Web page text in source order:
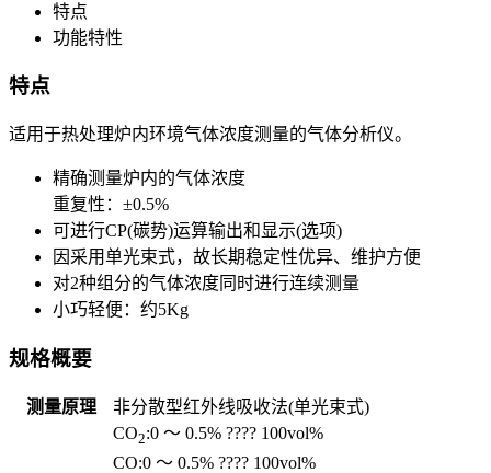
特点
功能特性
特点
适用于热处理炉内环境气体浓度测量的气体分析仪。
精确测量炉内的气体浓度
重复性：±0.5%
可进行CP(碳势)运算输出和显示(选项)
因采用单光束式，故长期稳定性优异、维护方便
对2种组分的气体浓度同时进行连续测量
小巧轻便：约5Kg
规格概要
测量原理 非分散型红外线吸收法(单光束式)
CO2:0 ～ 0.5% ???? 100vol%
CO:0 ～ 0.5% ???? 100vol%